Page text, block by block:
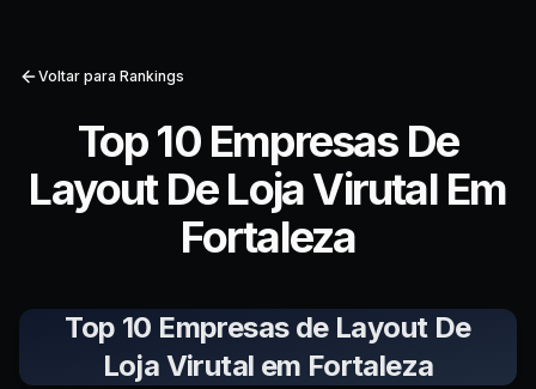
Voltar para Rankings
Top 10 Empresas De
Layout De Loja Virutal Em
Fortaleza
Top 10 Empresas de Layout De
Loja Virutal em Fortaleza